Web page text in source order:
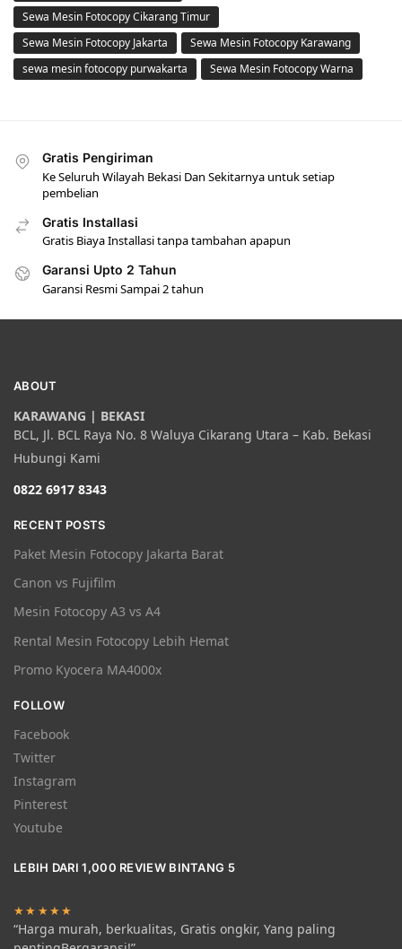
Sewa Mesin Fotocopy Cikarang Timur
Sewa Mesin Fotocopy Jakarta
Sewa Mesin Fotocopy Karawang
sewa mesin fotocopy purwakarta
Sewa Mesin Fotocopy Warna
Gratis Pengiriman
Ke Seluruh Wilayah Bekasi Dan Sekitarnya untuk setiap
pembelian
Gratis Installasi
Gratis Biaya Installasi tanpa tambahan apapun
Garansi Upto 2 Tahun
Garansi Resmi Sampai 2 tahun
ABOUT
KARAWANG | BEKASI
BCL, Jl. BCL Raya No. 8 Waluya Cikarang Utara – Kab. Bekasi
Hubungi Kami
0822 6917 8343
RECENT POSTS
Paket Mesin Fotocopy Jakarta Barat
Canon vs Fujifilm
Mesin Fotocopy A3 vs A4
Rental Mesin Fotocopy Lebih Hemat
Promo Kyocera MA4000x
FOLLOW
Facebook
Twitter
Instagram
Pinterest
Youtube
LEBIH DARI 1,000 REVIEW BINTANG 5
★★★★★
“Harga murah, berkualitas, Gratis ongkir, Yang paling